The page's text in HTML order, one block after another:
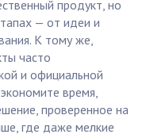
продукт, но
— от идеи и
К тому же,
часто
и официальной
время,
проверенное на
где даже мелкие